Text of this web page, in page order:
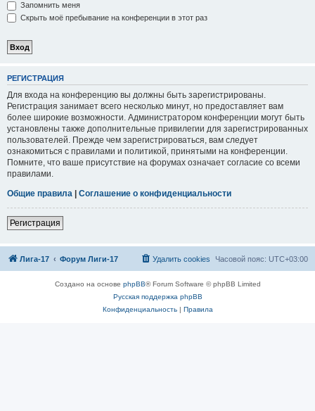
Запомнить меня
Скрыть моё пребывание на конференции в этот раз
РЕГИСТРАЦИЯ
Для входа на конференцию вы должны быть зарегистрированы.
Регистрация занимает всего несколько минут, но предоставляет вам
более широкие возможности. Администратором конференции могут быть
установлены также дополнительные привилегии для зарегистрированных
пользователей. Прежде чем зарегистрироваться, вам следует
ознакомиться с правилами и политикой, принятыми на конференции.
Помните, что ваше присутствие на форумах означает согласие со всеми
правилами.
Общие правила | Соглашение о конфиденциальности
Регистрация
Лига-17 Форум Лиги-17 Часовой пояс: UTC+03:00
Удалить cookies
Создано на основе phpBB® Forum Software © phpBB Limited
Русская поддержка phpBB
Конфиденциальность| Правила